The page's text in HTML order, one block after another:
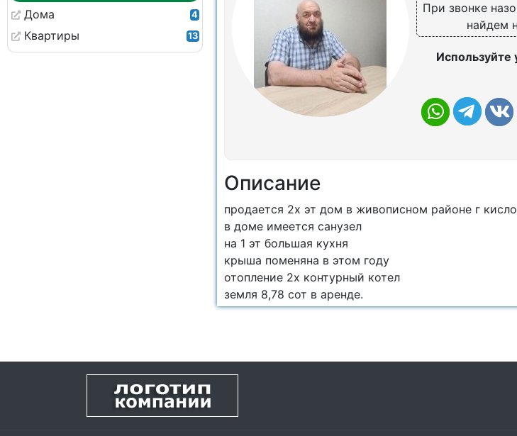
Дома 4
Квартиры 13
При звонке
найдем
Описание
продается 2х эт дом в живописном районе г
в доме имеется санузел
на 1 эт большая кухня
крыша поменяна в этом году
отопление 2х контурный котел
земля 8,78 сот в аренде.